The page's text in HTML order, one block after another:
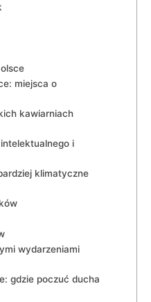
miejsca o
kawiarniach
i
klimatyczne
⁣wydarzeniami
gdzie poczuć ducha